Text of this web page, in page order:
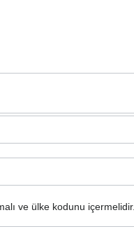
ve ülke kodunu içermelidir.